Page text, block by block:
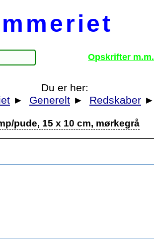
Opskrifter m.m.
Du er her:
► Generelt ► Redskaber ►
pude, 15 x 10 cm, mørkegrå